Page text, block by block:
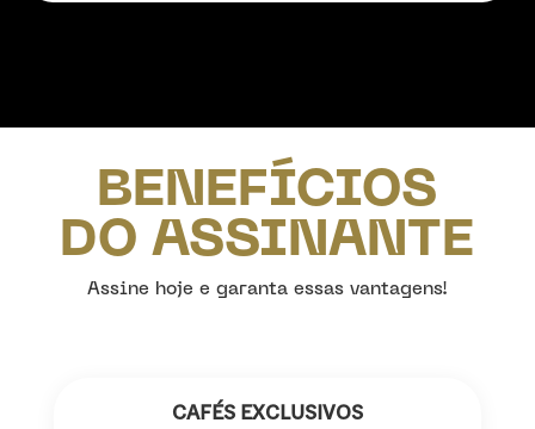
BENEFÍCIOS
DO ASSINANTE
Assine hoje e garanta essas vantagens!
CAFÉS EXCLUSIVOS